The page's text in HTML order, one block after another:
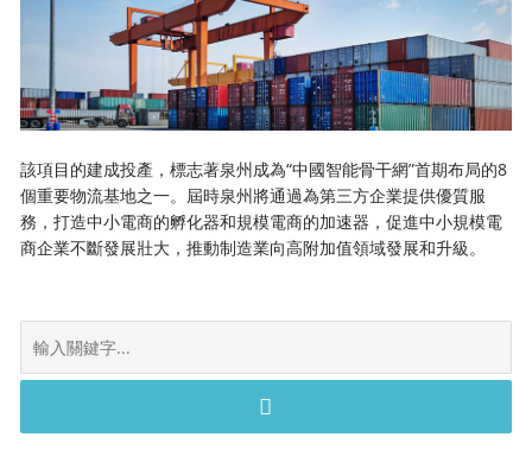
該項目的建成投產，標志著泉州成為“中國智能骨干網”首期布局的8
個重要物流基地之一。屆時泉州將通過為第三方企業提供優質服
務，打造中小電商的孵化器和規模電商的加速器，促進中小規模電
商企業不斷發展壯大，推動制造業向高附加值領域發展和升級。
a
c